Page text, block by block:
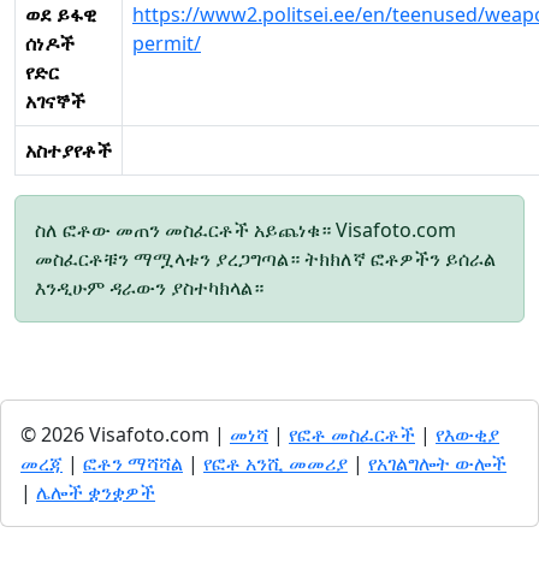
ወደ ይፋዊ
ሰነዶች
የድር
አገናኞች
https://www2.politsei.ee/en/teenused/
permit/
አስተያየቶች
ስለ ፎቶው መጠን መስፈርቶች አይጨነቁ። Visafoto.com
መስፈርቶቹን ማሟላቱን ያረጋግጣል። ትክክለኛ ፎቶዎችን ይሰራል
እንዲሁም ዳራውን ያስተካክላል።
© 2026 Visafoto.com | መነሻ | የፎቶ መስፈርቶች | የእውቂያ
መረጃ | ፎቶን ማሻሻል | የፎቶ አንሺ መመሪያ | የአገልግሎት ውሎች
| ሌሎች ቋንቋዎች